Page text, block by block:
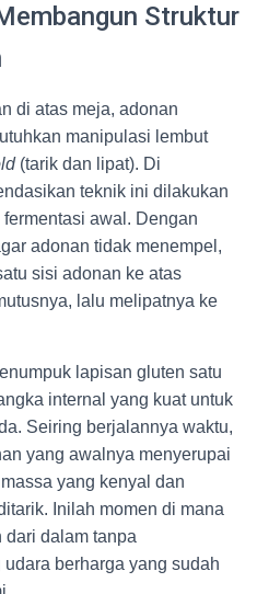
Struktur
di atas meja, adonan
manipulasi lembut
(tarik dan lipat). Di
teknik ini dilakukan
awal. Dengan
adonan tidak menempel,
sisi adonan ke atas
lalu melipatnya ke
lapisan gluten satu
internal yang kuat untuk
Seiring berjalannya waktu,
yang awalnya menyerupai
yang kenyal dan
Inilah momen di mana
dari dalam tanpa
berharga yang sudah